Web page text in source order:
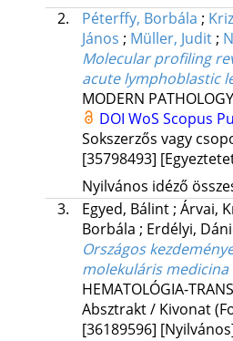
2.
Péterffy, Borbála ;
János ; Müller, Judit;
Molecular profiling
acute lymphoblastic
MODERN PATHOLOGY
DOI WoS Scopus
Sokszerzős vagy
[35798493]
Nyilvános idéző
3.
Egyed, Bálint; Árvai,
Borbála ; Erdélyi,
Országos
molekuláris medicina
HEMATOLÓGIA-
Absztrakt / Kivonat
[36189596]